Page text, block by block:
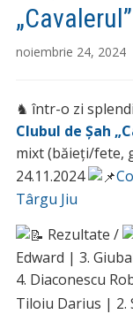
„Cavalerul”
noiembrie 24, 2024
♞ într-o zi
Clubul de Șah
mixt (băieți/fete,
24.11.2024
Târgu Jiu
Rezultate /
Edward | 3.
4. Diaconescu
Tiloiu Darius | 2.